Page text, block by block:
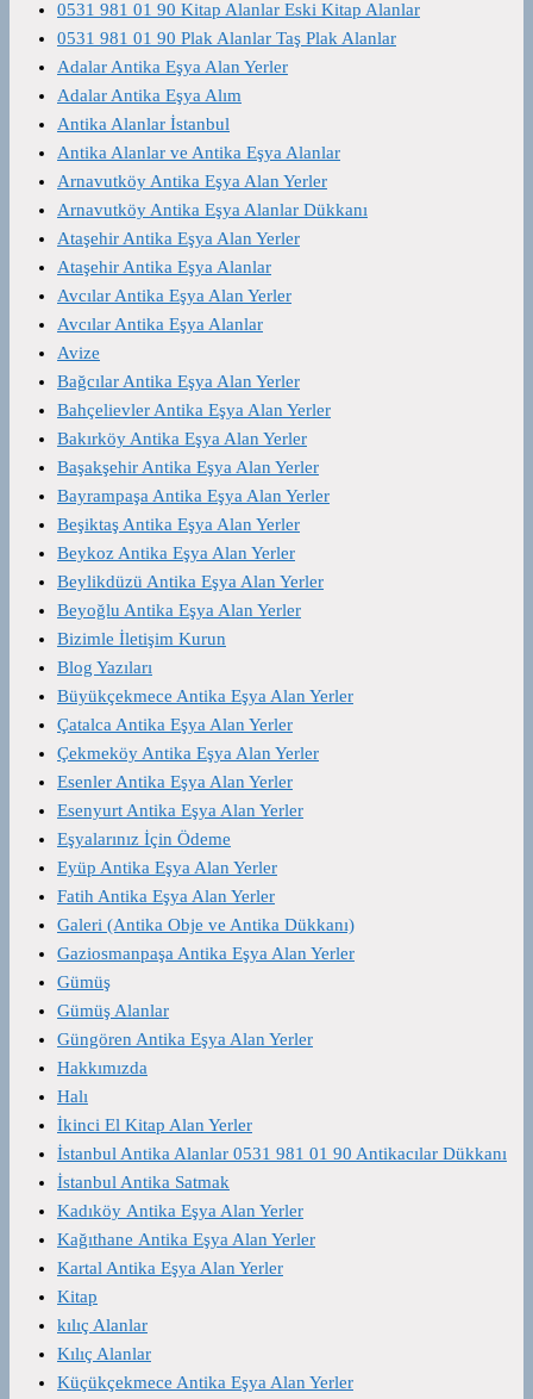
0531 981 01 90 Kitap Alanlar Eski Kitap Alanlar
0531 981 01 90 Plak Alanlar Taş Plak Alanlar
Adalar Antika Eşya Alan Yerler
Adalar Antika Eşya Alım
Antika Alanlar İstanbul
Antika Alanlar ve Antika Eşya Alanlar
Arnavutköy Antika Eşya Alan Yerler
Arnavutköy Antika Eşya Alanlar Dükkanı
Ataşehir Antika Eşya Alan Yerler
Ataşehir Antika Eşya Alanlar
Avcılar Antika Eşya Alan Yerler
Avcılar Antika Eşya Alanlar
Avize
Bağcılar Antika Eşya Alan Yerler
Bahçelievler Antika Eşya Alan Yerler
Bakırköy Antika Eşya Alan Yerler
Başakşehir Antika Eşya Alan Yerler
Bayrampaşa Antika Eşya Alan Yerler
Beşiktaş Antika Eşya Alan Yerler
Beykoz Antika Eşya Alan Yerler
Beylikdüzü Antika Eşya Alan Yerler
Beyoğlu Antika Eşya Alan Yerler
Bizimle İletişim Kurun
Blog Yazıları
Büyükçekmece Antika Eşya Alan Yerler
Çatalca Antika Eşya Alan Yerler
Çekmeköy Antika Eşya Alan Yerler
Esenler Antika Eşya Alan Yerler
Esenyurt Antika Eşya Alan Yerler
Eşyalarınız İçin Ödeme
Eyüp Antika Eşya Alan Yerler
Fatih Antika Eşya Alan Yerler
Galeri (Antika Obje ve Antika Dükkanı)
Gaziosmanpaşa Antika Eşya Alan Yerler
Gümüş
Gümüş Alanlar
Güngören Antika Eşya Alan Yerler
Hakkımızda
Halı
İkinci El Kitap Alan Yerler
İstanbul Antika Alanlar 0531 981 01 90 Antikacılar Dükkanı
İstanbul Antika Satmak
Kadıköy Antika Eşya Alan Yerler
Kağıthane Antika Eşya Alan Yerler
Kartal Antika Eşya Alan Yerler
Kitap
kılıç Alanlar
Kılıç Alanlar
Küçükçekmece Antika Eşya Alan Yerler